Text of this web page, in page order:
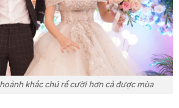
khắc chú rể cười hơn cả được mùa